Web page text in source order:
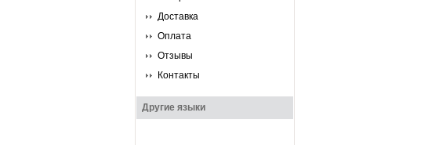
Доставка
Оплата
Отзывы
Контакты
Другие языки